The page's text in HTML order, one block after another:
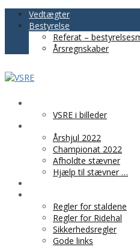
Vedtægter
Bestyrelse
Referat –
Årsregnskaber
VSRE i billeder
Årshjul 2022
Championat 2022
Afholdte stævner
Hjælp til stævner …
Regler for staldene
Regler for Ridehal
Sikkerhedsregler
Gode links